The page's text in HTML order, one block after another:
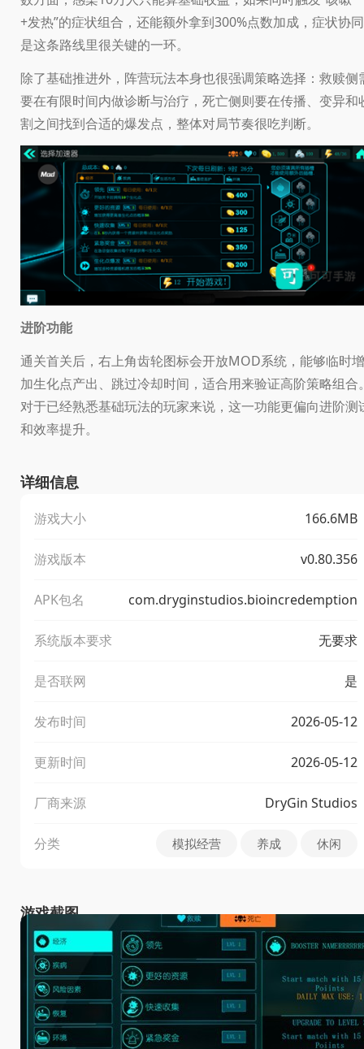
+发热”的症状组合，还能额外拿到300%点数加成，症状协同
是这条路线里很关键的一环。
除了基础推进外，阵营玩法本身也很强调策略选择：救赎侧
要在有限时间内做诊断与治疗，死亡侧则要在传播、变异和
割之间找到合适的爆发点，整体对局节奏很吃判断。
进阶功能
通关首关后，右上角齿轮图标会开放MOD系统，能够临时增
加生化点产出、跳过冷却时间，适合用来验证高阶策略组合
对于已经熟悉基础玩法的玩家来说，这一功能更偏向进阶测
和效率提升。
详细信息
游戏大小 166.6MB
游戏版本 v0.80.356
APK包名 com.dryginstudios.bioincredemption
系统版本要求 无要求
是否联网 是
发布时间 2026-05-12
更新时间 2026-05-12
厂商来源 DryGin Studios
分类 模拟经营 养成 休闲
游戏截图